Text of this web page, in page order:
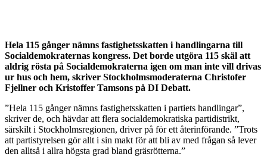
Hela 115 gånger nämns fastighetsskatten i handlingarna till
Socialdemokraternas kongress. Det borde utgöra 115 skäl att
aldrig rösta på Socialdemokraterna igen om man inte vill drivas
ur hus och hem, skriver Stockholmsmoderaterna Christofer
Fjellner och Kristoffer Tamsons på DI Debatt.
”Hela 115 gånger nämns fastighetsskatten i partiets handlingar”,
skriver de, och hävdar att flera socialdemokratiska partidistrikt,
särskilt i Stockholmsregionen, driver på för ett återinförande. ”Trots
att partistyrelsen gör allt i sin makt för att bli av med frågan så lever
den alltså i allra högsta grad bland gräsrötterna.”